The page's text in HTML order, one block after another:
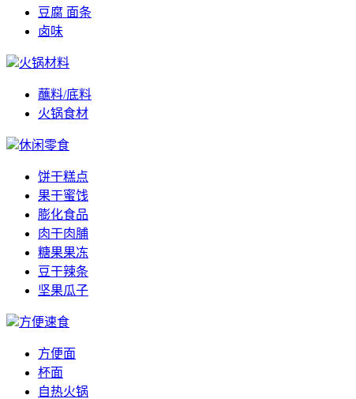
豆腐 面条
卤味
火锅材料
蘸料/底料
火锅食材
休闲零食
饼干糕点
果干蜜饯
膨化食品
肉干肉脯
糖果果冻
豆干辣条
坚果瓜子
方便速食
方便面
杯面
自热火锅